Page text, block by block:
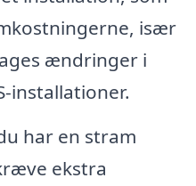
især
ændringer i
installationer.
har en stram
ekstra